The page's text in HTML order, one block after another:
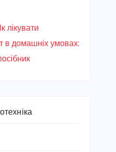
лікувати
в домашніх умовах: